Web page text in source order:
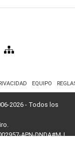
EQUIPO
2026 - Todos los
APN-DNDA#MJ